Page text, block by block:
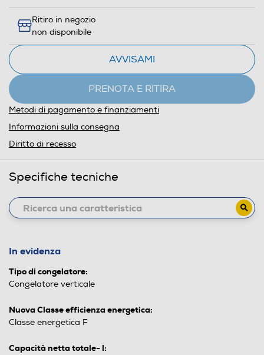
Ritiro in negozio
non disponibile
AVVISAMI
PRENOTA E RITIRA
Metodi di pagamento e finanziamenti
Informazioni sulla consegna
Diritto di recesso
Specifiche tecniche
In evidenza
Tipo di congelatore:
Congelatore verticale
Nuova Classe efficienza energetica:
Classe energetica F
Capacità netta totale- l: